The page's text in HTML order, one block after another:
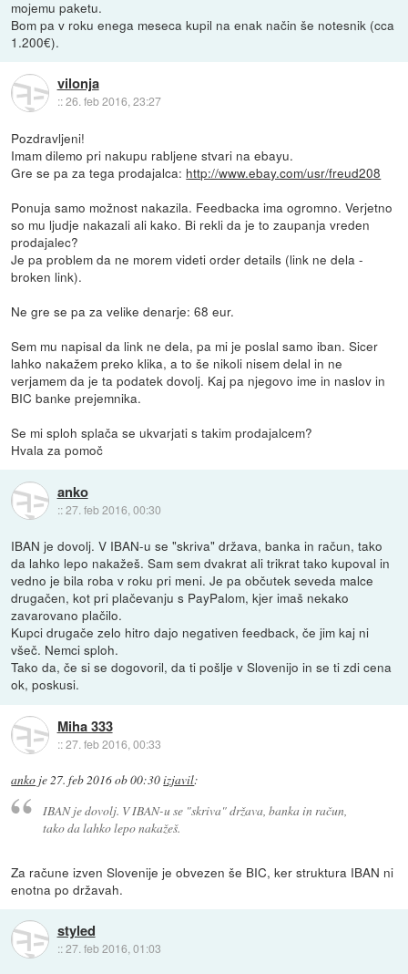
mojemu paketu.
Bom pa v roku enega meseca kupil na enak način še notesnik (cca
1.200€).
vilonja
::26. feb 2016, 23:27
Pozdravljeni!
Imam dilemo pri nakupu rabljene stvari na ebayu.
Gre se pa za tega prodajalca: http://www.ebay.com/usr/freud208
Ponuja samo možnost nakazila. Feedbacka ima ogromno. Verjetno
so mu ljudje nakazali ali kako. Bi rekli da je to zaupanja vreden
prodajalec?
Je pa problem da ne morem videti order details (link ne dela -
broken link).
Ne gre se pa za velike denarje: 68 eur.
Sem mu napisal da link ne dela, pa mi je poslal samo iban. Sicer
lahko nakažem preko klika, a to še nikoli nisem delal in ne
verjamem da je ta podatek dovolj. Kaj pa njegovo ime in naslov in
BIC banke prejemnika.
Se mi sploh splača se ukvarjati s takim prodajalcem?
Hvala za pomoč
anko
::27. feb 2016, 00:30
IBAN je dovolj. V IBAN-u se "skriva" država, banka in račun, tako
da lahko lepo nakažeš. Sam sem dvakrat ali trikrat tako kupoval in
vedno je bila roba v roku pri meni. Je pa občutek seveda malce
drugačen, kot pri plačevanju s PayPalom, kjer imaš nekako
zavarovano plačilo.
Kupci drugače zelo hitro dajo negativen feedback, če jim kaj ni
všeč. Nemci sploh.
Tako da, če si se dogovoril, da ti pošlje v Slovenijo in se ti zdi cena
ok, poskusi.
Miha 333
::27. feb 2016, 00:33
anko je27. feb 2016 ob 00:30izjavil:
IBAN je dovolj. V IBAN-u se "skriva" država, banka in račun,
tako da lahko lepo nakažeš.
Za račune izven Slovenije je obvezen še BIC, ker struktura IBAN ni
enotna po državah.
styled
::27. feb 2016, 01:03